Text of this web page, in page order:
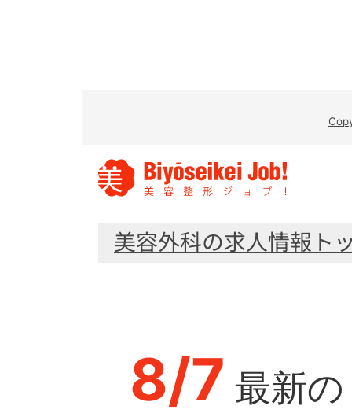
美容外科の求人情報ト
8/7 最新の